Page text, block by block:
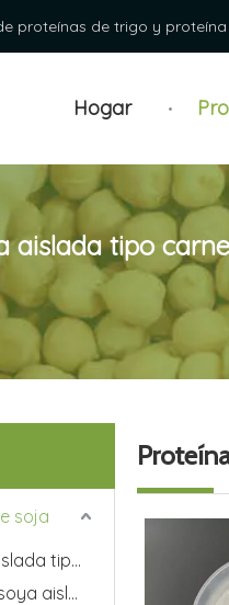
proteínas de trigo y
Hogar
aislada tipo
soja
Proteína de soya aislada tipo carne y emulsión
Tofu y proteína de soya aislada de tipo vegetariano